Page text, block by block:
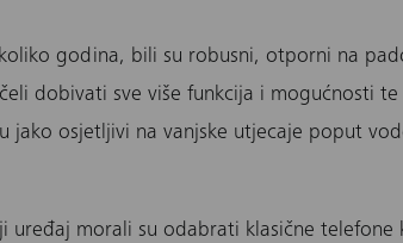
godina, bili su robusni, otporni na
dobivati sve više funkcija i mogućnosti te
jako osjetljivi na vanjske utjecaje poput
uređaj morali su odabrati klasične telefone